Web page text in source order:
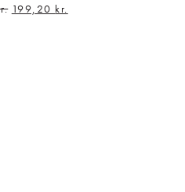
199,20 kr.